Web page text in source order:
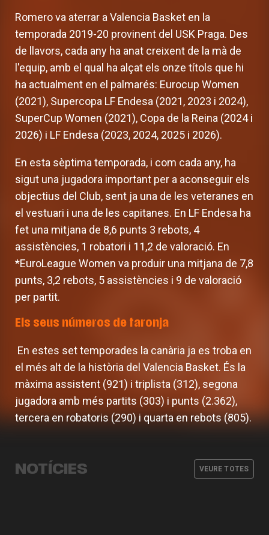
Romero va aterrar a Valencia Basket en la
temporada 2019-20 provinent del USK Praga. Des
de llavors, cada any ha anat creixent de la mà de
l'equip, amb el qual ha alçat els onze títols que hi
ha actualment en el palmarés: Eurocup Women
(2021), Supercopa LF Endesa (2021, 2023 i 2024),
SuperCup Women (2021), Copa de la Reina (2024 i
2026) i LF Endesa (2023, 2024, 2025 i 2026).
En esta sèptima temporada, i com cada any, ha
sigut una jugadora important per a aconseguir els
objectius del Club, sent ja una de les veteranes en
el vestuari i una de les capitanes. En LF Endesa ha
fet una mitjana de 8,6 punts 3 rebots, 4
assistències, 1 robatori i 11,2 de valoració. En
*EuroLeague Women va produir una mitjana de 7,8
punts, 3,2 rebots, 5 assistències i 9 de valoració
per partit.
Els seus números de taronja
En estes set temporades la canària ja es troba en
el més alt de la història del Valencia Basket. És la
màxima assistent (921) i triplista (312), segona
jugadora amb més partits (303) i punts (2.362),
tercera en robatoris (290) i quarta en rebots (805).
NOTÍCIES VEURE TOTES
L'equip femení afronta la
femení per al curs 26-27
Araújo estaran amb Espanya en la
preparació del Mundial